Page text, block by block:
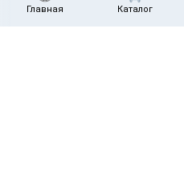
Главная Каталог